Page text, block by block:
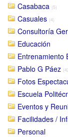
Casabaca (5)
Casuales (4)
Consultoría
Educación
Entrenamiento
Pablo G Páez
Fotos
Escuela
Eventos y
Facilidades /
Personal